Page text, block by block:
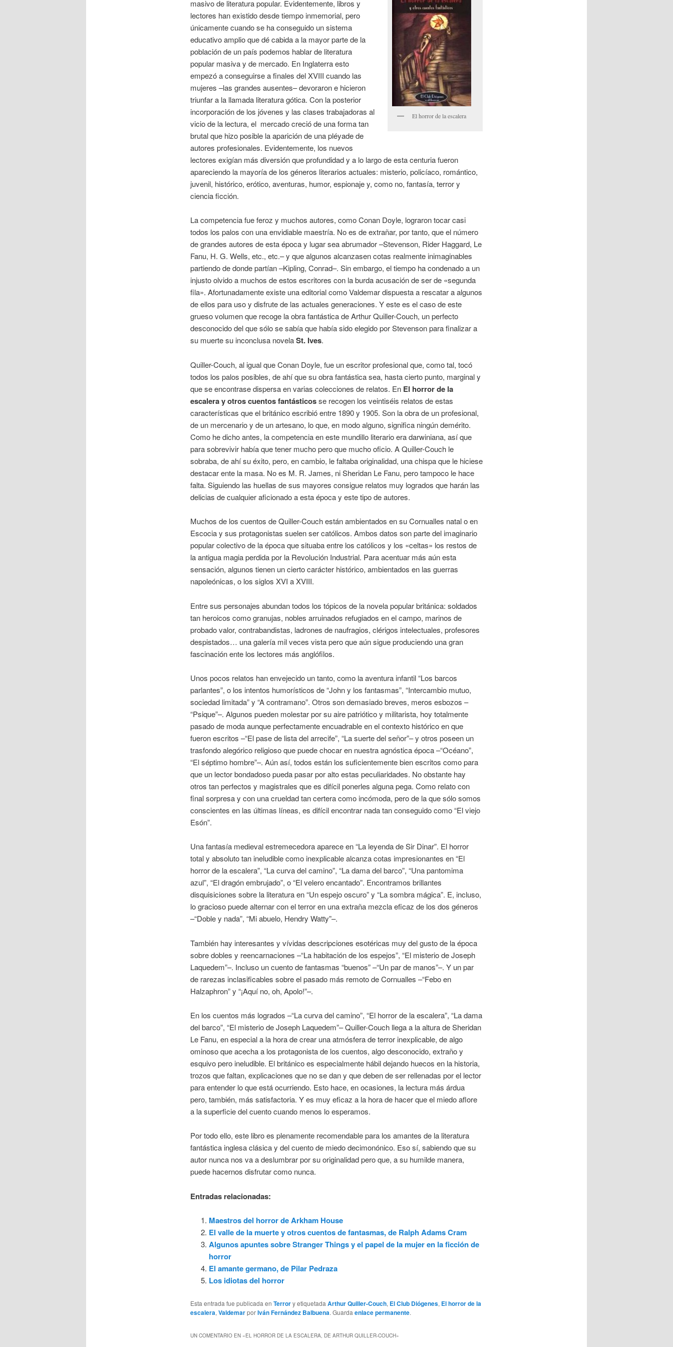
El horror de la escalera
masivo de literatura popular. Evidentemente, libros y
lectores han existido desde tiempo inmemorial, pero
únicamente cuando se ha conseguido un sistema
educativo amplio que dé cabida a la mayor parte de la
población de un país podemos hablar de literatura
popular masiva y de mercado. En Inglaterra esto
empezó a conseguirse a finales del XVIII cuando las
mujeres –las grandes ausentes– devoraron e hicieron
triunfar a la llamada literatura gótica. Con la posterior
incorporación de los jóvenes y las clases trabajadoras al
vicio de la lectura, el mercado creció de una forma tan
brutal que hizo posible la aparición de una pléyade de
autores profesionales. Evidentemente, los nuevos
lectores exigían más diversión que profundidad y a lo largo de esta centuria fueron
apareciendo la mayoría de los géneros literarios actuales: misterio, policíaco, romántico,
juvenil, histórico, erótico, aventuras, humor, espionaje y, como no, fantasía, terror y
ciencia ficción.
La competencia fue feroz y muchos autores, como Conan Doyle, lograron tocar casi
todos los palos con una envidiable maestría. No es de extrañar, por tanto, que el número
de grandes autores de esta época y lugar sea abrumador –Stevenson, Rider Haggard, Le
Fanu, H. G. Wells, etc., etc.– y que algunos alcanzasen cotas realmente inimaginables
partiendo de donde partían –Kipling, Conrad–. Sin embargo, el tiempo ha condenado a un
injusto olvido a muchos de estos escritores con la burda acusación de ser de «segunda
fila». Afortunadamente existe una editorial como Valdemar dispuesta a rescatar a algunos
de ellos para uso y disfrute de las actuales generaciones. Y este es el caso de este
grueso volumen que recoge la obra fantástica de Arthur Quiller-Couch, un perfecto
desconocido del que sólo se sabía que había sido elegido por Stevenson para finalizar a
su muerte su inconclusa novelaSt. Ives.
Quiller-Couch, al igual que Conan Doyle, fue un escritor profesional que, como tal, tocó
todos los palos posibles, de ahí que su obra fantástica sea, hasta cierto punto, marginal y
que se encontrase dispersa en varias colecciones de relatos. En El horror de la
escalera y otros cuentos fantásticosse recogen los veintiséis relatos de estas
características que el británico escribió entre 1890 y 1905. Son la obra de un profesional,
de un mercenario y de un artesano, lo que, en modo alguno, significa ningún demérito.
Como he dicho antes, la competencia en este mundillo literario era darwiniana, así que
para sobrevivir había que tener mucho pero que mucho oficio. A Quiller-Couch le
sobraba, de ahí su éxito, pero, en cambio, le faltaba originalidad, una chispa que le hiciese
destacar ente la masa. No es M. R. James, ni Sheridan Le Fanu, pero tampoco le hace
falta. Siguiendo las huellas de sus mayores consigue relatos muy logrados que harán las
delicias de cualquier aficionado a esta época y este tipo de autores.
Muchos de los cuentos de Quiller-Couch están ambientados en su Cornualles natal o en
Escocia y sus protagonistas suelen ser católicos. Ambos datos son parte del imaginario
popular colectivo de la época que situaba entre los católicos y los «celtas» los restos de
la antigua magia perdida por la Revolución Industrial. Para acentuar más aún esta
sensación, algunos tienen un cierto carácter histórico, ambientados en las guerras
napoleónicas, o los siglos XVI a XVIII.
Entre sus personajes abundan todos los tópicos de la novela popular británica: soldados
tan heroicos como granujas, nobles arruinados refugiados en el campo, marinos de
probado valor, contrabandistas, ladrones de naufragios, clérigos intelectuales, profesores
despistados… una galería mil veces vista pero que aún sigue produciendo una gran
fascinación ente los lectores más anglófilos.
Unos pocos relatos han envejecido un tanto, como la aventura infantil “Los barcos
parlantes”, o los intentos humorísticos de “John y los fantasmas”, “Intercambio mutuo,
sociedad limitada” y “A contramano”. Otros son demasiado breves, meros esbozos –
“Psique”–. Algunos pueden molestar por su aire patriótico y militarista, hoy totalmente
pasado de moda aunque perfectamente encuadrable en el contexto histórico en que
fueron escritos –“El pase de lista del arrecife”, “La suerte del señor”– y otros poseen un
trasfondo alegórico religioso que puede chocar en nuestra agnóstica época –“Océano”,
“El séptimo hombre”–. Aún así, todos están los suficientemente bien escritos como para
que un lector bondadoso pueda pasar por alto estas peculiaridades. No obstante hay
otros tan perfectos y magistrales que es difícil ponerles alguna pega. Como relato con
final sorpresa y con una crueldad tan certera como incómoda, pero de la que sólo somos
conscientes en las últimas líneas, es difícil encontrar nada tan conseguido como “El viejo
Esón”.
Una fantasía medieval estremecedora aparece en “La leyenda de Sir Dinar”. El horror
total y absoluto tan ineludible como inexplicable alcanza cotas impresionantes en “El
horror de la escalera”, “La curva del camino”, “La dama del barco”, “Una pantomima
azul”, “El dragón embrujado”, o “El velero encantado”. Encontramos brillantes
disquisiciones sobre la literatura en “Un espejo oscuro” y “La sombra mágica”. E, incluso,
lo gracioso puede alternar con el terror en una extraña mezcla eficaz de los dos géneros
–“Doble y nada”, “Mi abuelo, Hendry Watty”–.
También hay interesantes y vívidas descripciones esotéricas muy del gusto de la época
sobre dobles y reencarnaciones –“La habitación de los espejos”, “El misterio de Joseph
Laquedem”–. Incluso un cuento de fantasmas “buenos” –“Un par de manos”–. Y un par
de rarezas inclasificables sobre el pasado más remoto de Cornualles –“Febo en
Halzaphron” y “¡Aquí no, oh, Apolo!”–.
En los cuentos más logrados –“La curva del camino”, “El horror de la escalera”, “La dama
del barco”, “El misterio de Joseph Laquedem”– Quiller-Couch llega a la altura de Sheridan
Le Fanu, en especial a la hora de crear una atmósfera de terror inexplicable, de algo
ominoso que acecha a los protagonista de los cuentos, algo desconocido, extraño y
esquivo pero ineludible. El británico es especialmente hábil dejando huecos en la historia,
trozos que faltan, explicaciones que no se dan y que deben de ser rellenadas por el lector
para entender lo que está ocurriendo. Esto hace, en ocasiones, la lectura más árdua
pero, también, más satisfactoria. Y es muy eficaz a la hora de hacer que el miedo aflore
a la superficie del cuento cuando menos lo esperamos.
Por todo ello, este libro es plenamente recomendable para los amantes de la literatura
fantástica inglesa clásica y del cuento de miedo decimonónico. Eso sí, sabiendo que su
autor nunca nos va a deslumbrar por su originalidad pero que, a su humilde manera,
puede hacernos disfrutar como nunca.
Entradas relacionadas:
Maestros del horror de Arkham House
El valle de la muerte y otros cuentos de fantasmas, de Ralph Adams Cram
Algunos apuntes sobre Stranger Things y el papel de la mujer en la ficción de
horror
El amante germano, de Pilar Pedraza
Los idiotas del horror
Esta entrada fue publicada en Terrory etiquetada Arthur Quiller-Couch, El Club Diógenes, El horror de la
escalera, ValdemarporIván Fernández Balbuena. Guarda enlace permanente.
UN COMENTARIO EN «EL HORROR DE LA ESCALERA, DE ARTHUR QUILLER-COUCH»